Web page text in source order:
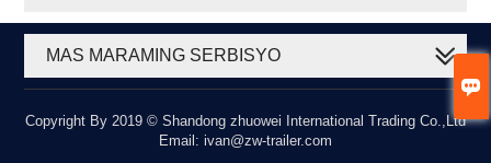

MAS MARAMING SERBISYO
Copyright By 2019 © Shandong zhuowei International Trading Co.,Ltd
Email: ivan@zw-trailer.com